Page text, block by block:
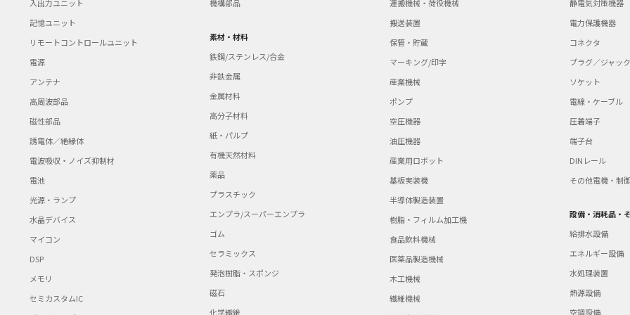
入出力ユニット
記憶ユニット
リモートコントロールユニット
電源
アンテナ
高周波部品
磁性部品
誘電体／絶縁体
電波吸収・ノイズ抑制材
電池
光源・ランプ
水晶デバイス
マイコン
DSP
メモリ
セミカスタムIC
機構部品
素材・材料
鉄鋼/ステンレス/合金
非鉄金属
金属材料
高分子材料
紙・パルプ
有機天然材料
薬品
プラスチック
エンプラ/スーパーエンプラ
ゴム
セラミックス
発泡樹脂・スポンジ
磁石
化学繊維
運搬機械・荷役機械
搬送装置
保管・貯蔵
マーキング/印字
産業機械
ポンプ
空圧機器
油圧機器
産業用ロボット
基板実装機
半導体製造装置
樹脂・フィルム加工機
食品飲料機械
医薬品製造機械
木工機械
繊維機械
静電気対策機器
電力保護機器
コネクタ
プラグ／ジャック
ソケット
電線・ケーブル
圧着端子
端子台
DINレール
その他電機・制御
設備・消耗品・
給排水設備
エネルギー設備
水処理装置
熱源設備
空調設備